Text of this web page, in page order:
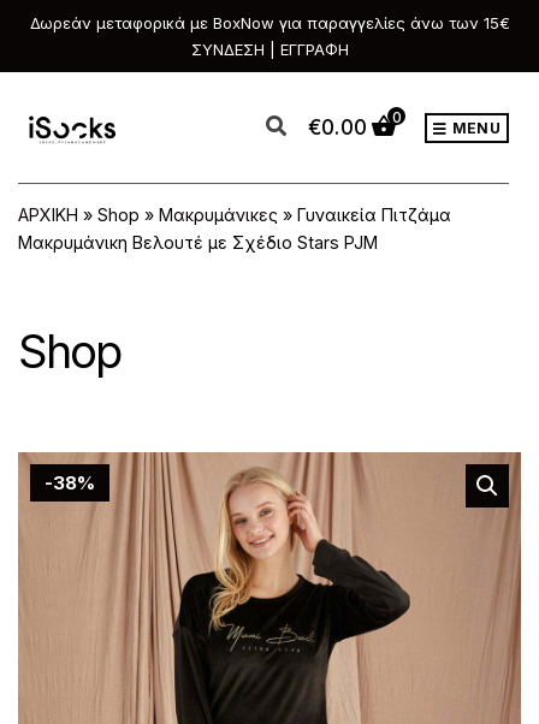
Δωρεάν μεταφορικά με BoxNow για παραγγελίες άνω των 15€
ΣΥΝΔΕΣΗ | ΕΓΓΡΑΦΗ
€0.00 0
MENU
ΑΡΧΙΚΗ » Shop » Μακρυμάνικες » Γυναικεία Πιτζάμα
Μακρυμάνικη Βελουτέ με Σχέδιο Stars PJM
Shop
-38%